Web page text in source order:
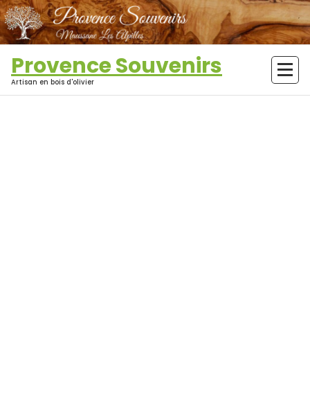
Aller
au
contenu
Provence Souvenirs
Artisan en bois d'olivier